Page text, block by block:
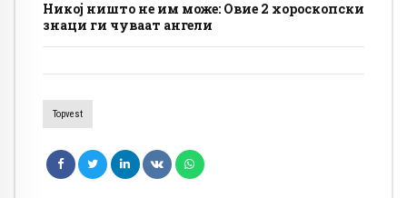
Никој ништо не им може: Овие 2 хороскопски
знаци ги чуваат ангели
Topvest